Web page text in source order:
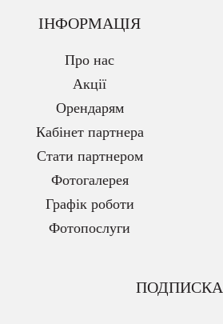
ІНФОРМАЦІЯ
Про нас
Акції
Орендарям
Кабінет партнера
Стати партнером
Фотогалерея
Графік роботи
Фотопослуги
ПОДПИСКА